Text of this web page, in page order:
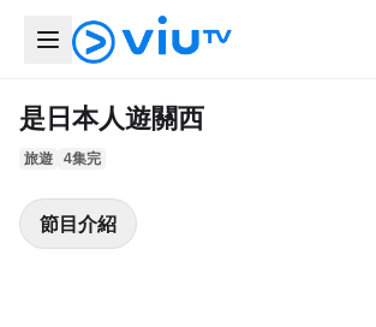
是日本人遊關西
旅遊 4集完
節目介紹